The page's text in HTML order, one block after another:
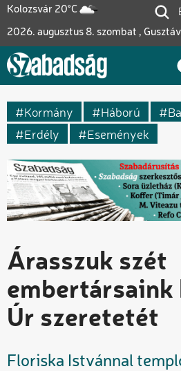
Ugrás
tartalomra
Kolozsvár 20°C
2026. augusztus 8. szombat ,
Kormány Háború
Erdély
Események
Árasszuk szét
embertársaink
Úr szeretetét
Floriska Istvánnal